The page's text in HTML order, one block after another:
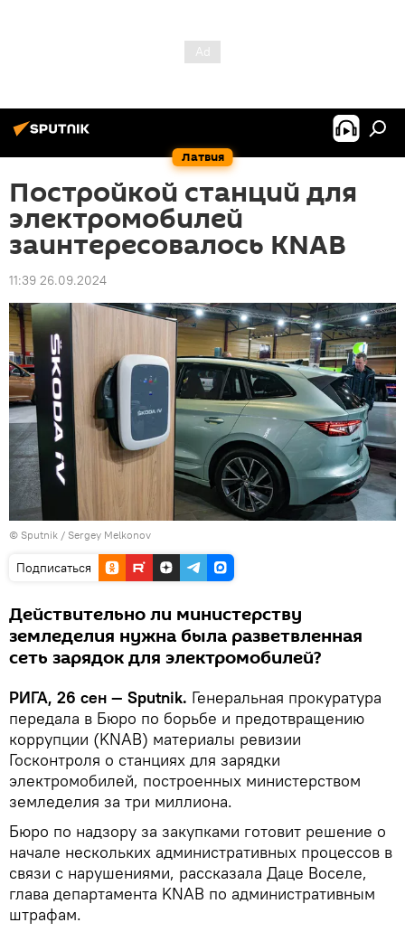
Латвия
Постройкой станций для
электромобилей
заинтересовалось KNAB
11:39 26.09.2024
© Sputnik / Sergey Melkonov
Подписаться
Действительно ли министерству
земледелия нужна была разветвленная
сеть зарядок для электромобилей?
РИГА, 26 сен — Sputnik. Генеральная прокуратура
передала в Бюро по борьбе и предотвращению
коррупции (KNAB) материалы ревизии
Госконтроля о станциях для зарядки
электромобилей, построенных министерством
земледелия за три миллиона.
Бюро по надзору за закупками готовит решение о
начале нескольких административных процессов в
связи с нарушениями, рассказала Даце Воселе,
глава департамента KNAB по административным
штрафам.